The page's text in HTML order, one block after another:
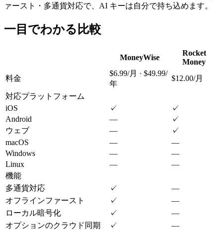
ァースト・多通貨対応で、AI キーは自分で持ち込めます。
一目でわかる比較
MoneyWise
Rocket
Money
料金
$6.99/月 · $49.99/
年
$12.00/月
対応プラットフォーム
iOS
✓
✓
Android
—
✓
ウェブ
—
✓
macOS
—
—
Windows
—
—
Linux
—
—
機能
多通貨対応
✓
—
オフラインファースト
✓
—
ローカル暗号化
✓
—
オプションのクラウド同期
✓
—